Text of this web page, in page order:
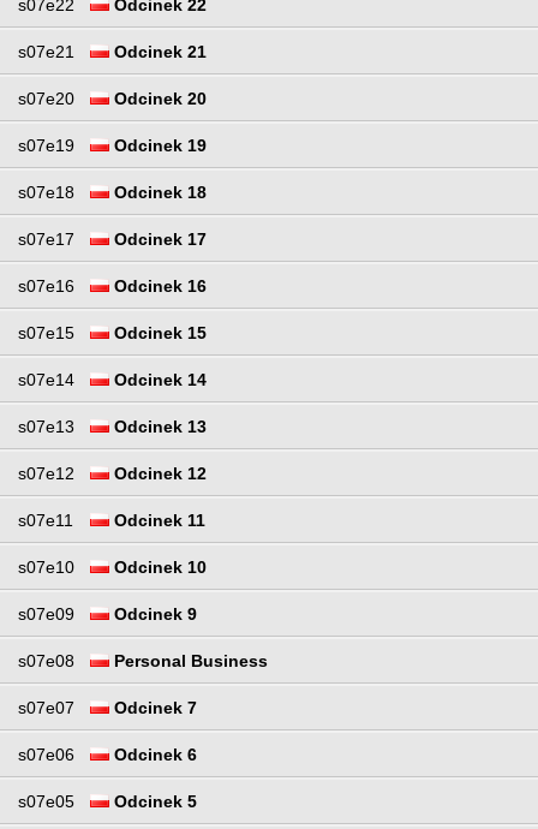
s07e22 Odcinek 22
s07e21 Odcinek 21
s07e20 Odcinek 20
s07e19 Odcinek 19
s07e18 Odcinek 18
s07e17 Odcinek 17
s07e16 Odcinek 16
s07e15 Odcinek 15
s07e14 Odcinek 14
s07e13 Odcinek 13
s07e12 Odcinek 12
s07e11 Odcinek 11
s07e10 Odcinek 10
s07e09 Odcinek 9
s07e08 Personal Business
s07e07 Odcinek 7
s07e06 Odcinek 6
s07e05 Odcinek 5